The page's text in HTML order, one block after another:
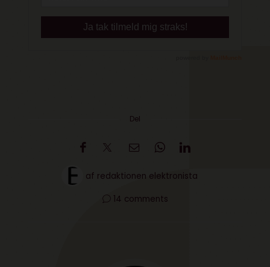
Del
af redaktionen elektronista
14 comments